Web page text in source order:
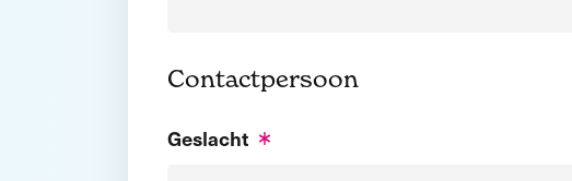
Contactpersoon
Geslacht